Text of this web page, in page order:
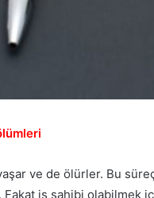
ve de ölürler. Bu
iş sahibi olabilmek